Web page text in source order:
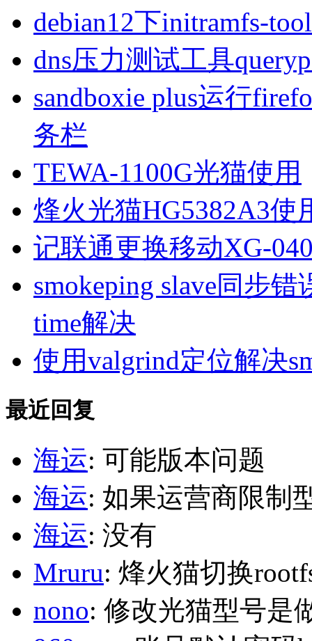
debian12下initramfs-
dns压力测试工具
sandboxie plus运行
务栏
TEWA-1100G光猫使用
烽火光猫HG5382A3使
记联通更换移动XG-
smokeping slave同步错
time解决
使用valgrind定位解决
最近回复
海运: 可能版本问题
海运: 如果运营商限制
海运: 没有
Mruru: 烽火猫切换
nono: 修改光猫型号是